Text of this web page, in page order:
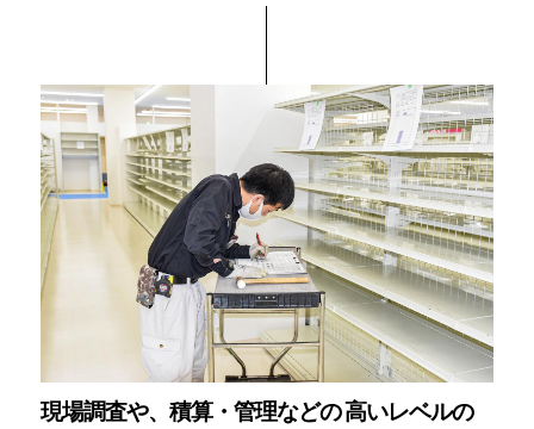
現場調査や、積算・管理などの 高いレベルの